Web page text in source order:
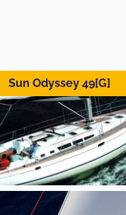
Sun Odyssey 49[G]